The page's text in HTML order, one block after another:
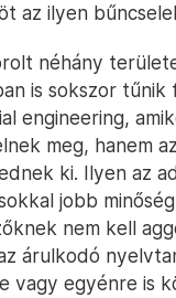
az ilyen
néhány
is sokszor tűnik
engineering,
meg, hanem
ki. Ilyen az
jobb
nem kell
árulkodó
vagy egyénre is